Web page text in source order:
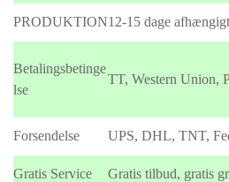
PRODUKTION12-15 dage
Betalingsbetinge
lse
TT, Western Union,
Forsendelse UPS, DHL, TNT,
Gratis Service Gratis tilbud, gratis